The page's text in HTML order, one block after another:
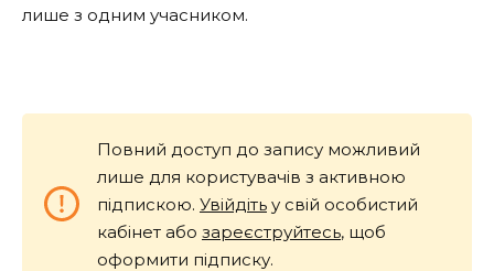
лише з одним учасником.
Повний доступ до запису можливий
лише для користувачів з активною
підпискою. Увійдіть у свій особистий
кабінет або зареєструйтесь, щоб
оформити підписку.